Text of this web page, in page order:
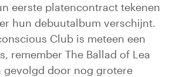
eerste platencontract tekenen
hun debuutalbum verschijnt.
Club is meteen een
remember The Ballad of Lea
gevolgd door nog grotere